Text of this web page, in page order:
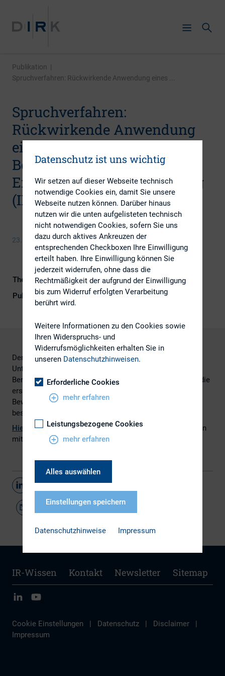
Publikation |
Spruchverfahren: Rückwirkende Anwendung eines ...
Spruchverfahren:
Rückwirkende Anwendung
eines neueren
Bewertungsstandards bei
Ermittlung der Barabfindung
(IDW S 1 2005)
23. März 2016
Themengebiete
Investoren, Kapitalmarktrecht
Publikationsform
Externe Publikationen
Der BGH hat entschieden, dass der Schätzung des
Unternehmenswerts im Spruchverfahren auch fachliche
Berechnungsmethoden zugrunde gelegt werden können, die
erst nach der Strukturmaßnahme, die den Anlass für die
Bewertung gibt, und nach dem dafür
bestimmten Bewertungsstichtag entwickelt wurden.
Hier
geht es zum vollständigen Artikel als PDF, erschienen
mit freundlicher Unterstützung von White & Case.
Teilen
IR-Wissen Kontakt Newsletter Sitemap
Cookie Einstellungen | Datenschutz | Disclaimer
|
Impressum
Datenschutz ist uns wichtig
Wir setzen auf dieser Webseite technisch
notwendige Cookies ein, damit Sie unsere
Webseite nutzen können. Darüber hinaus
nutzen wir die unten aufgelisteten technisch
nicht notwendigen Cookies, sofern Sie uns
dazu durch aktives Ankreuzen der
entsprechenden Checkboxen Ihre Einwilligung
erteilt haben. Ihre Einwilligung können Sie
jederzeit widerrufen, ohne dass die
Rechtmäßigkeit der aufgrund der Einwilligung
bis zum Widerruf erfolgten Verarbeitung
berührt wird.
Weitere Informationen zu den Cookies sowie
Ihren Widerspruchs- und
Widerrufsmöglichkeiten erhalten Sie in
unseren Datenschutzhinweisen.
Erforderliche Cookies
mehr erfahren
Leistungsbezogene Cookies
mehr erfahren
Alles auswählen
Einstellungen speichern
Datenschutzhinweise Impressum